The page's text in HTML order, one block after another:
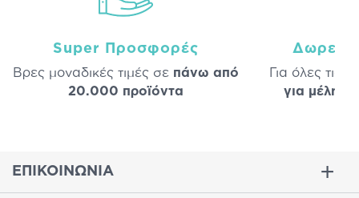
Super Προσφορές
Βρες μοναδικές τιμές σε πάνω από
20.000 προϊόντα
Δωρεάν
Για όλες τις
για μέλη
ΕΠΙΚΟΙΝΩΝΙΑ